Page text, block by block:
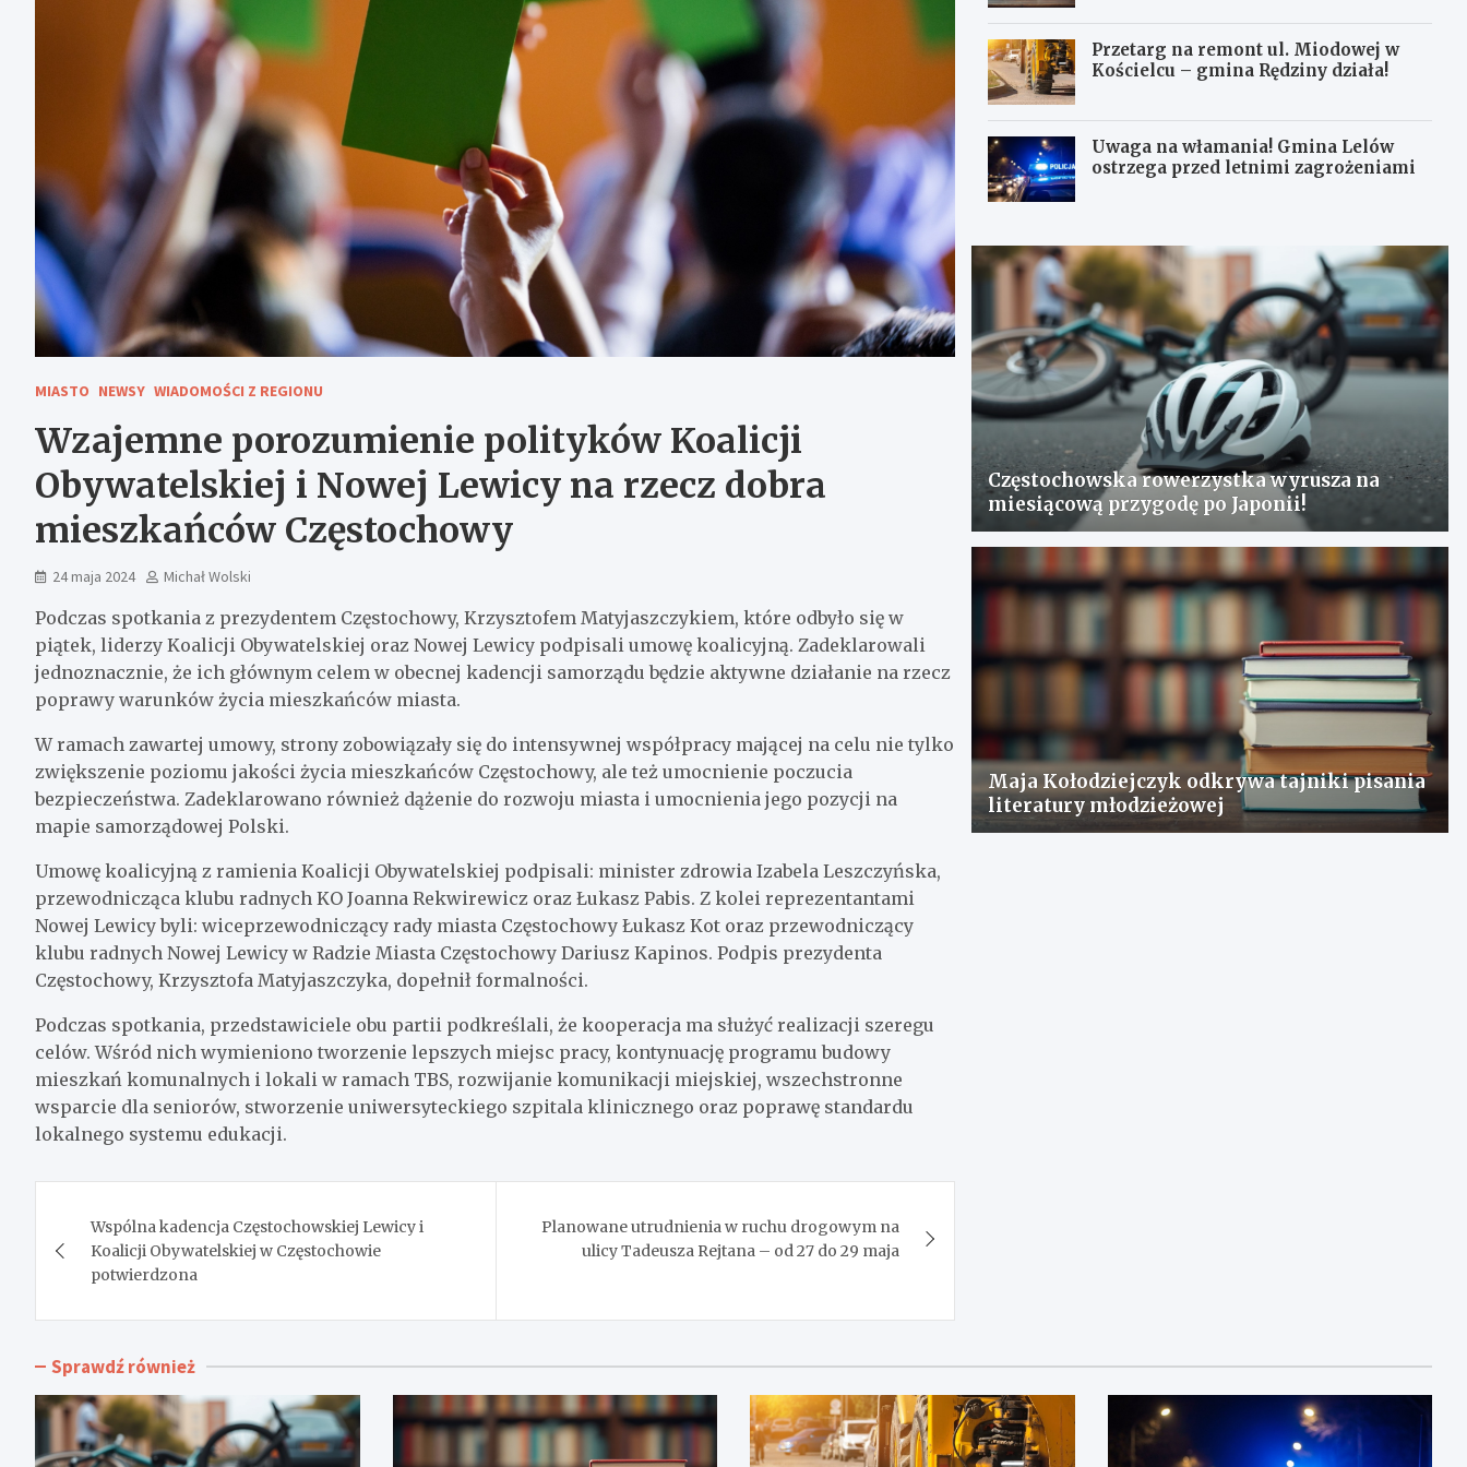
MIASTO NEWSY WIADOMOŚCI Z REGIONU
Wzajemne porozumienie polityków Koalicji
Obywatelskiej i Nowej Lewicy na rzecz dobra
mieszkańców Częstochowy
24 maja 2024 Michał Wolski
Podczas spotkania z prezydentem Częstochowy, Krzysztofem Matyjaszczykiem, które odbyło się w
piątek, liderzy Koalicji Obywatelskiej oraz Nowej Lewicy podpisali umowę koalicyjną. Zadeklarowali
jednoznacznie, że ich głównym celem w obecnej kadencji samorządu będzie aktywne działanie na rzecz
poprawy warunków życia mieszkańców miasta.
W ramach zawartej umowy, strony zobowiązały się do intensywnej współpracy mającej na celu nie tylko
zwiększenie poziomu jakości życia mieszkańców Częstochowy, ale też umocnienie poczucia
bezpieczeństwa. Zadeklarowano również dążenie do rozwoju miasta i umocnienia jego pozycji na
mapie samorządowej Polski.
Umowę koalicyjną z ramienia Koalicji Obywatelskiej podpisali: minister zdrowia Izabela Leszczyńska,
przewodnicząca klubu radnych KO Joanna Rekwirewicz oraz Łukasz Pabis. Z kolei reprezentantami
Nowej Lewicy byli: wiceprzewodniczący rady miasta Częstochowy Łukasz Kot oraz przewodniczący
klubu radnych Nowej Lewicy w Radzie Miasta Częstochowy Dariusz Kapinos. Podpis prezydenta
Częstochowy, Krzysztofa Matyjaszczyka, dopełnił formalności.
Podczas spotkania, przedstawiciele obu partii podkreślali, że kooperacja ma służyć realizacji szeregu
celów. Wśród nich wymieniono tworzenie lepszych miejsc pracy, kontynuację programu budowy
mieszkań komunalnych i lokali w ramach TBS, rozwijanie komunikacji miejskiej, wszechstronne
wsparcie dla seniorów, stworzenie uniwersyteckiego szpitala klinicznego oraz poprawę standardu
lokalnego systemu edukacji.
wpisu
Wspólna kadencja Częstochowskiej Lewicy i
Koalicji Obywatelskiej w Częstochowie
potwierdzona
Planowane utrudnienia w ruchu drogowym na
ulicy Tadeusza Rejtana – od 27 do 29 maja
Przetarg na remont ul. Miodowej w
Kościelcu – gmina Rędziny działa!
Uwaga na włamania! Gmina Lelów
ostrzega przed letnimi zagrożeniami
Częstochowska rowerzystka wyrusza na
miesiącową przygodę po Japonii!
Maja Kołodziejczyk odkrywa tajniki pisania
literatury młodzieżowej
Sprawdź również